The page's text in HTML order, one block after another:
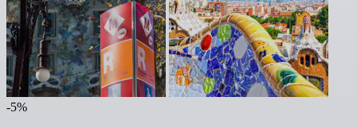
-5%